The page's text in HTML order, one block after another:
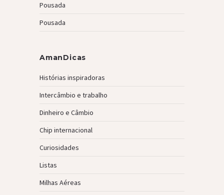
Pousada
Pousada
AmanDicas
Histórias inspiradoras
Intercâmbio e trabalho
Dinheiro e Câmbio
Chip internacional
Curiosidades
Listas
Milhas Aéreas